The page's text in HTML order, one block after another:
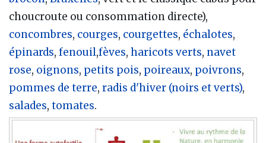
choucroute ou consommation directe),
concombres, courges, courgettes, échalotes,
épinards, fenouil,fèves, haricots verts, navet
rose, oignons, petits pois, poireaux, poivrons,
pommes de terre, radis d'hiver (noirs et verts),
salades, tomates.